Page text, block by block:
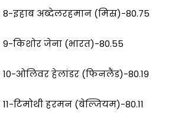
8-इहाब अब्देलरहमान (मिस्र)-80.75
9-किशोर जेना (भारत)-80.55
10-ओलिवर हेलांडर (फिनलैंड)-80.19
11-टिमोथी हरमन (बेल्जियम)-80.11